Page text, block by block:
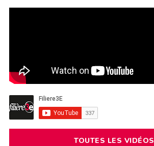
TOUTES LES VIDÉOS